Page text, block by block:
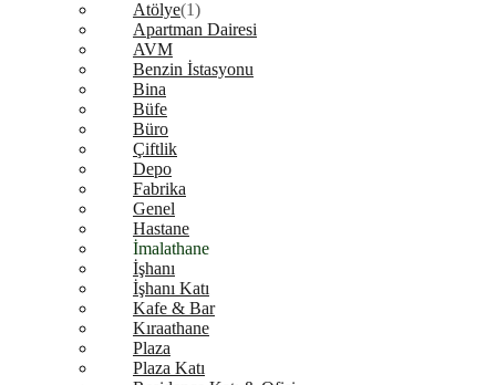
Atölye(1)
Apartman Dairesi
AVM
Benzin İstasyonu
Bina
Büfe
Büro
Çiftlik
Depo
Fabrika
Genel
Hastane
İmalathane
İşhanı
İşhanı Katı
Kafe & Bar
Kıraathane
Plaza
Plaza Katı